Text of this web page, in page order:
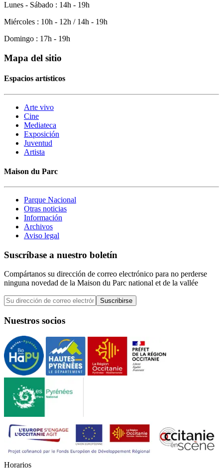
Lunes - Sábado : 14h - 19h
Miércoles : 10h - 12h / 14h - 19h
Domingo : 17h - 19h
Mapa del sitio
Espacios artísticos
Arte vivo
Cine
Mediateca
Exposición
Juventud
Artista
Maison du Parc
Parque Nacional
Otras noticias
Información
Archivos
Aviso legal
Suscríbase a nuestro boletín
Compártanos su dirección de correo electrónico para no perderse
ninguna novedad de la Maison du Parc national et de la vallée
Suscribirse
Nuestros socios
Horarios